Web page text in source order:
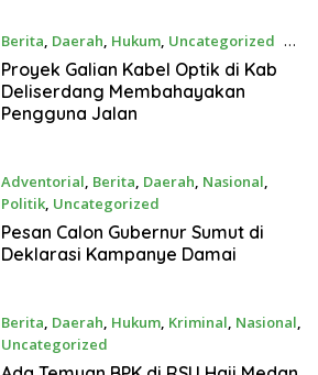
Berita, Daerah, Hukum, Uncategorized 30
September 2024
Proyek Galian Kabel Optik di Kab
Deliserdang Membahayakan
Pengguna Jalan
Adventorial, Berita, Daerah, Nasional,
Politik, Uncategorized
26 September 2024
Pesan Calon Gubernur Sumut di
Deklarasi Kampanye Damai
Berita, Daerah, Hukum, Kriminal, Nasional,
Uncategorized
25 September 2024